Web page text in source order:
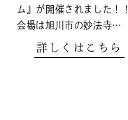
ム』が開催されました！！
会場は旭川市の妙法寺…
詳しくはこちら